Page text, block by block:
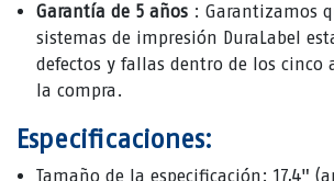
Garantía de 5 años : Garantizamos
sistemas de impresión DuraLabel
defectos y fallas dentro de los cinco
la compra.
Especificaciones:
Tamaño de la especificación: 17,4"